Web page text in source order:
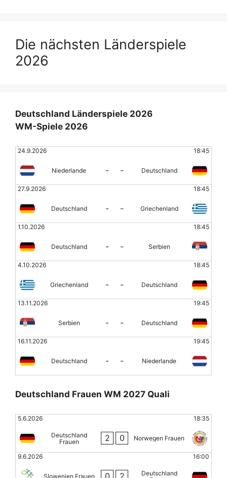
Die nächsten Länderspiele
2026
Deutschland Länderspiele 2026
WM-Spiele 2026
24.9.2026 18:45
Niederlande - - Deutschland
27.9.2026 18:45
Deutschland - - Griechenland
1.10.2026 18:45
Deutschland - - Serbien
4.10.2026 18:45
Griechenland - - Deutschland
13.11.2026 19:45
Serbien - - Deutschland
16.11.2026 19:45
Deutschland - - Niederlande
Deutschland Frauen WM 2027 Quali
5.6.2026 18:35
Deutschland
Frauen
2 0 Norwegen Frauen
9.6.2026 16:00
Slowenien Frauen
Deutschland